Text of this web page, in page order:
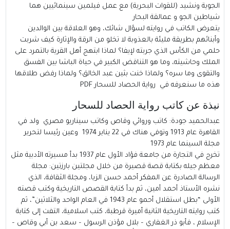
الجوية ونشيد (للقوات البحرية) مع عمل فيلمين سينمائيين هما
شياطين الجو و عمالقة البحار
يتعرض الكاتب في روايته لسؤال شائك، وهو العلاقة بين الوالدين
وأبنائهم بطريقة مليئة بالعذوبة لا تخلو من الرقة والإثارة كيف شربت
حلمي من الكأس الذي جربته لإيفا؟ لماذا ابتهج أهل القرية بالتمرد على
الملك وحاشيته، وما هو التناقض الكبير في حياة الباشا بين الفسق
والتقوى وما سره؟ ولماذا خنت بثين عبد الخالق؟ ولماذا رفض طلاقها
هذه ما سنعرفه في رواية الحصاد للسحار PDF
نبذة عن كاتب رواية الحصاد للسحار
عبدالحميد جودة: كاتب وروائي وقاص وكاتب سيناريو مصري ولد في
القاهرة عام 1913 وتوفي هناك في 22 يناير 1974 وعين رئيسا لتحرير
مجلة السينما عام 1973
تخرج في التجارة من جامعة فؤاد الأول عام 1937 بدأ مسيرته الأدبية مثل
معظم جيله بكتابة قصة قصيرة من خلال مجلتين بارزتين: مجلة
الرسالة الصادرة عن المفكر أحمد حسن الزيا، ومجلة الثقافة، الذي
نشره الأستاذ أحمد أمين، ثم بدأ كتابة القصص التاريخية وكتب قصته
الأولى “بطل استقلال أحمو عام 1943 في العام الواحد والثلاثين”، ثم
كتب روايته التاريخية الثانية أميرة قرطبة، كتب اسلامية، التفت إلى كتابة
الإسلام ، فأبو ذر الغفاري – بلال مؤذن الرسول – سعد بن أبي وقاص –